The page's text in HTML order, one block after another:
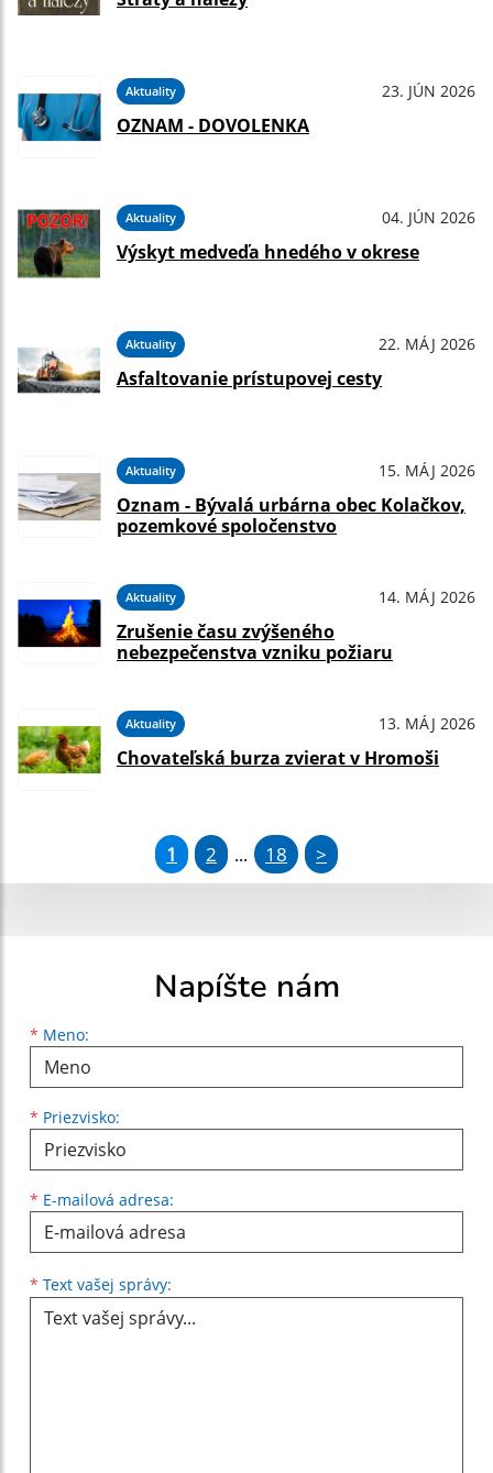
Aktuality 23. JÚN 2026
OZNAM - DOVOLENKA
Aktuality 04. JÚN 2026
Výskyt medveďa hnedého v okrese
Aktuality 22. MÁJ 2026
Asfaltovanie prístupovej cesty
Aktuality 15. MÁJ 2026
Oznam - Bývalá urbárna obec Kolačkov,
pozemkové spoločenstvo
Aktuality 14. MÁJ 2026
Zrušenie času zvýšeného
nebezpečenstva vzniku požiaru
Aktuality 13. MÁJ 2026
Chovateľská burza zvierat v Hromoši
1 2 ... 18 >
Napíšte nám
* Meno:
Meno
* Priezvisko:
Priezvisko
* E-mailová adresa:
E-mailová adresa
* Text vašej správy: